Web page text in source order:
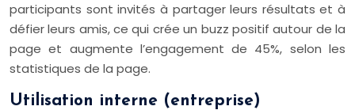
participants sont invités à partager leurs résultats et à
défier leurs amis, ce qui crée un buzz positif autour de la
page et augmente l’engagement de 45%, selon les
statistiques de la page.
Utilisation interne (entreprise)